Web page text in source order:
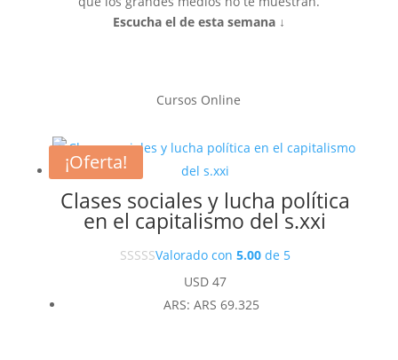
Escucha el de esta semana ↓
Cursos Online
Clases sociales y lucha política
en el capitalismo del s.xxi
Valorado con 5.00de 5
USD47
ARS: ARS 69.325
¡Oferta!